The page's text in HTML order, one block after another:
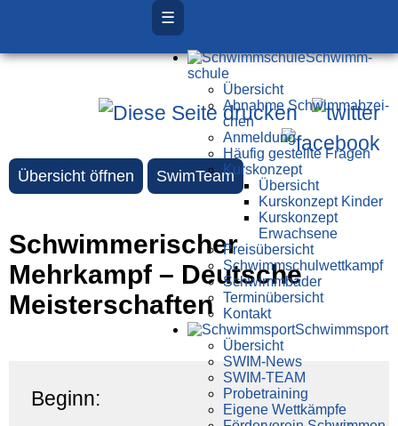
☰
Schwimm­
schule
Übersicht
Ab­nah­me Schwimm­ab­zei­
chen
Anmeldung
Häufig gestellte Fragen
Kurs­konzept
Übersicht
Kurskonzept Kinder
Kurskonzept
Erwachsene
Preis­über­sicht
Schwimm­schul­wett­kampf
Schwimm­bäder
Terminübersicht
Kontakt
Schwimm­sport
Übersicht
SWIM-News
SWIM-TEAM
Probe­training
Eigene Wettkämpfe
Übersicht öffnen SwimTeam
Schwimmerischer
Mehrkampf – Deutsche
Meisterschaften
Beginn: